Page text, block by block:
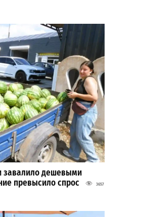
завалило дешевыми
превысило спрос
3657